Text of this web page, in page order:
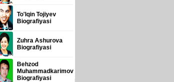
To'lqin Tojiyev
Biografiyasi
Zuhra Ashurova
Biografiyasi
Behzod
Muhammadkarimov
Biografiyasi